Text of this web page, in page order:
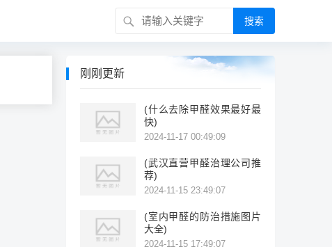
搜索
刚刚更新
(什么去除甲醛效果最好最
快)
2024-11-17 00:49:09
(武汉直营甲醛治理公司推
荐)
2024-11-15 23:49:07
(室内甲醛的防治措施图片
大全)
2024-11-15 17:49:07